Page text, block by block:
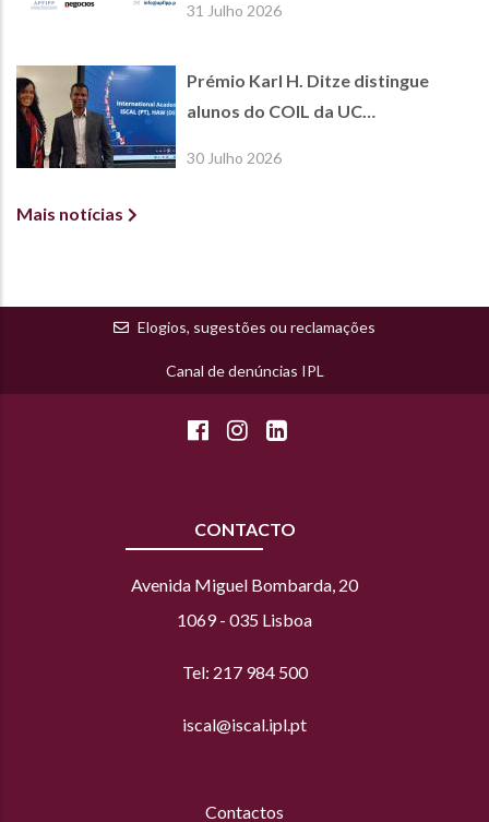
31 Julho 2026
Prémio Karl H. Ditze distingue
alunos do COIL da UC
30 Julho 2026
Mais notícias
Elogios, sugestões ou reclamações
Canal de denúncias IPL
CONTACTO
Avenida Miguel Bombarda, 20
1069 - 035 Lisboa
Tel: 217 984 500
iscal@iscal.ipl.pt
Contactos